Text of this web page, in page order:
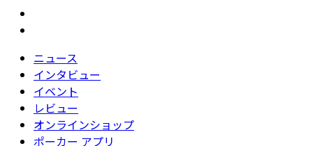
ニュース
インタビュー
イベント
レビュー
オンラインショップ
ポーカー アプリ